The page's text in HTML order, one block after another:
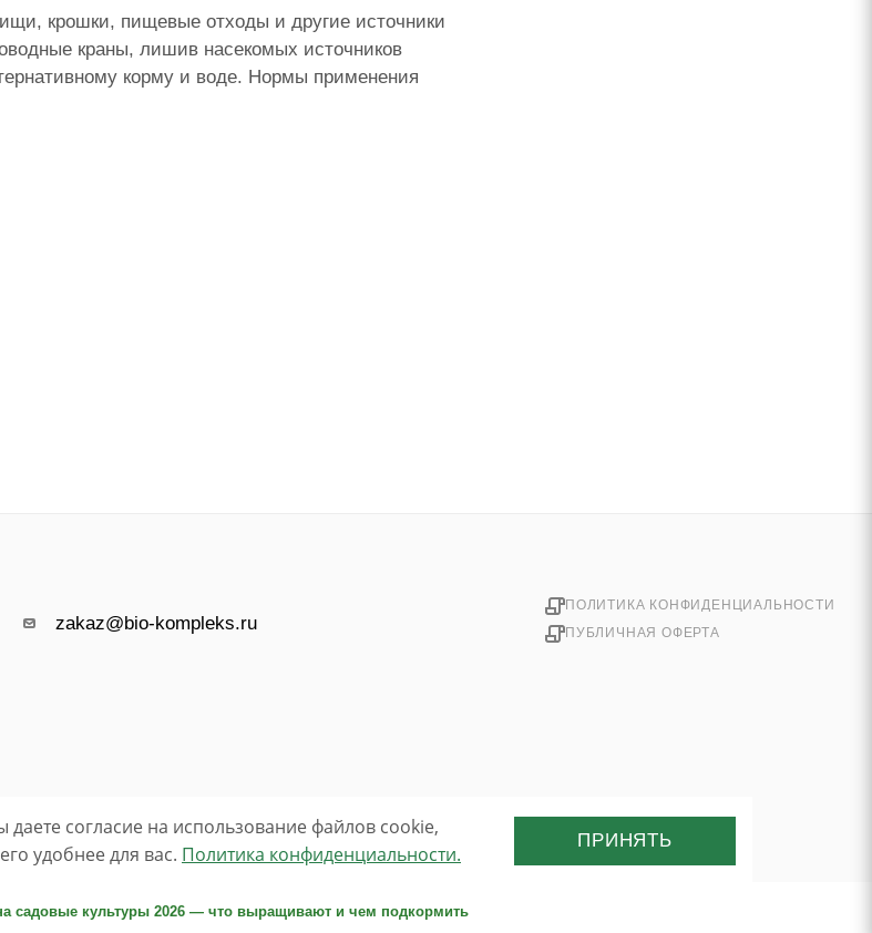
крошки, пищевые отходы и другие источники
краны, лишив насекомых источников
корму и воде. Нормы применения
zakaz@bio-kompleks.ru
ПОЛИТИКА КОНФИДЕНЦИАЛЬНОСТИ
ПУБЛИЧНАЯ ОФЕРТА
садовые культуры 2026 — что выращивают и чем подкормить
даете согласие на использование файлов cookie,
удобнее для вас. Политика конфиденциальности.
ПРИНЯТЬ